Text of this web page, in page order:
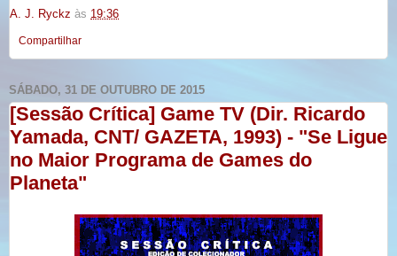
A. J. Ryckz às 19:36
Compartilhar
SÁBADO, 31 DE OUTUBRO DE 2015
[Sessão Crítica] Game TV (Dir. Ricardo
Yamada, CNT/ GAZETA, 1993) - "Se Ligue
no Maior Programa de Games do
Planeta"